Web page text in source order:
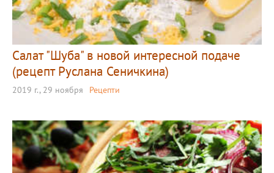
Салат "Шуба" в новой интересной подаче
(рецепт Руслана Сеничкина)
2019 г., 29 ноября Рецепти